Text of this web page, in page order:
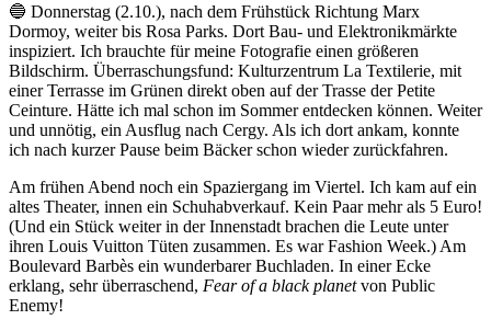
🔵 Donnerstag (2.10.), nach dem Frühstück Richtung Marx
Dormoy, weiter bis Rosa Parks. Dort Bau- und Elektronikmärkte
inspiziert. Ich brauchte für meine Fotografie einen größeren
Bildschirm. Überraschungsfund: Kulturzentrum La Textilerie, mit
einer Terrasse im Grünen direkt oben auf der Trasse der Petite
Ceinture. Hätte ich mal schon im Sommer entdecken können. Weiter
und unnötig, ein Ausflug nach Cergy. Als ich dort ankam, konnte
ich nach kurzer Pause beim Bäcker schon wieder zurückfahren.
Am frühen Abend noch ein Spaziergang im Viertel. Ich kam auf ein
altes Theater, innen ein Schuhabverkauf. Kein Paar mehr als 5 Euro!
(Und ein Stück weiter in der Innenstadt brachen die Leute unter
ihren Louis Vuitton Tüten zusammen. Es war Fashion Week.) Am
Boulevard Barbès ein wunderbarer Buchladen. In einer Ecke
erklang, sehr überraschend, Fear of a black planetvon Public
Enemy!